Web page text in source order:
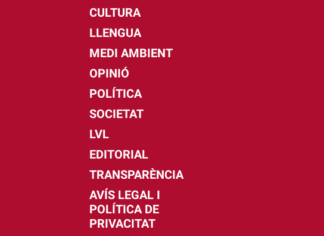
CULTURA
LLENGUA
MEDI AMBIENT
OPINIÓ
POLÍTICA
SOCIETAT
LVL
EDITORIAL
TRANSPARÈNCIA
AVÍS LEGAL I
POLÍTICA DE
PRIVACITAT